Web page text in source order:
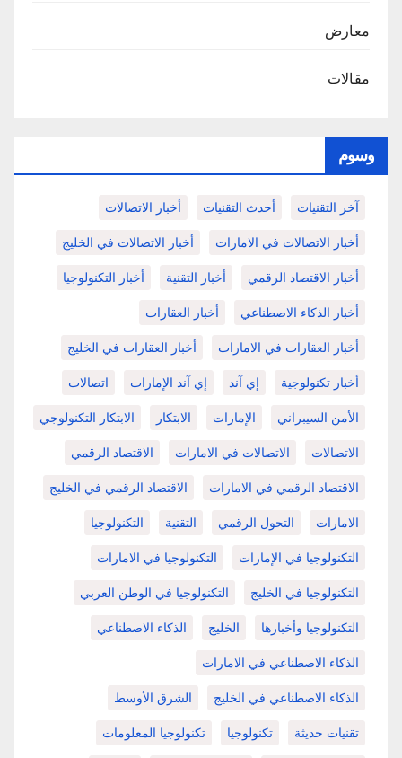
معارض
مقالات
وسوم
آخر التقنيات أحدث التقنيات أخبار الاتصالات
أخبار الاتصالات في الامارات أخبار الاتصالات في الخليج
أخبار الاقتصاد الرقمي أخبار التقنية أخبار التكنولوجيا
أخبار الذكاء الاصطناعي أخبار العقارات
أخبار العقارات في الامارات أخبار العقارات في الخليج
أخبار تكنولوجية إي آند إي آند الإمارات اتصالات
الأمن السيبراني الإمارات الابتكار الابتكار التكنولوجي
الاتصالات الاتصالات في الامارات الاقتصاد الرقمي
الاقتصاد الرقمي في الامارات الاقتصاد الرقمي في الخليج
الامارات التحول الرقمي التقنية التكنولوجيا
التكنولوجيا في الإمارات التكنولوجيا في الامارات
التكنولوجيا في الخليج التكنولوجيا في الوطن العربي
التكنولوجيا وأخبارها الخليج الذكاء الاصطناعي
الذكاء الاصطناعي في الامارات
الذكاء الاصطناعي في الخليج الشرق الأوسط
تقنيات حديثة تكنولوجيا تكنولوجيا المعلومات